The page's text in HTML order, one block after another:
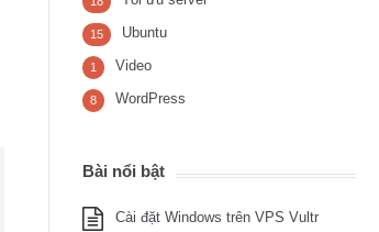
Ubuntu
15
Video
1
WordPress
8
Bài nổi bật
Cài đặt Windows trên VPS Vultr